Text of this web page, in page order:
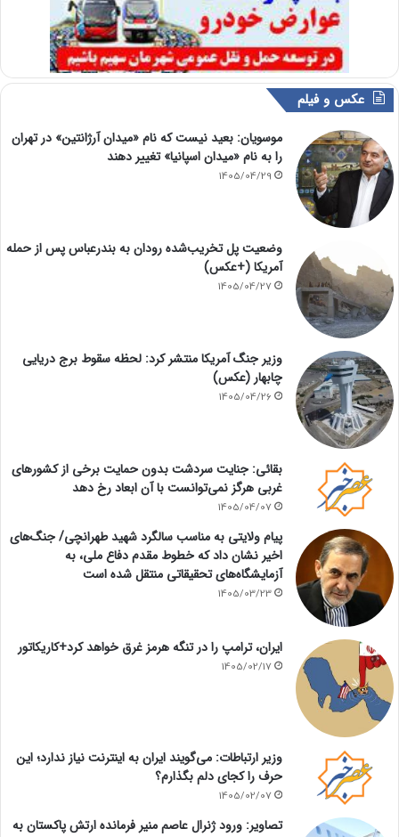
عکس و فیلم
موسویان: بعید نیست که نام «میدان آرژانتین» در تهران
را به نام «میدان اسپانیا» تغییر دهند
1405/04/29
وضعیت پل تخریب‌شده رودان به بندرعباس پس از حمله
آمریکا (+عکس)
1405/04/27
وزیر جنگ آمریکا منتشر کرد: لحظه سقوط برج دریایی
چابهار (عکس)
1405/04/26
بقائی: جنایت سردشت بدون حمایت برخی از کشورهای
غربی هرگز نمی‌توانست با آن ابعاد رخ دهد
1405/04/07
پیام ولایتی به مناسب سالگرد شهید طهرانچی/ جنگ‌های
اخیر نشان داد که خطوط مقدم دفاع ملی، به
آزمایشگاه‌های تحقیقاتی منتقل شده است
1405/03/23
ایران، ترامپ را در تنگه هرمز غرق خواهد کرد+کاریکاتور
1405/02/17
وزیر ارتباطات: می‌گویند ایران به اینترنت نیاز ندارد؛ این
حرف را کجای دلم بگذارم؟
1405/02/07
تصاویر: ورود ژنرال عاصم منیر فرمانده ارتش پاکستان به